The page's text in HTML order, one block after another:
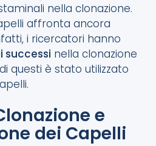
nella clonazione.
affronta ancora
i ricercatori hanno
successi nella clonazione
questi è stato utilizzato
e
dei Capelli